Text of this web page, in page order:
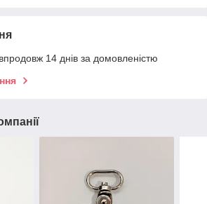
14 днів за домовленістю